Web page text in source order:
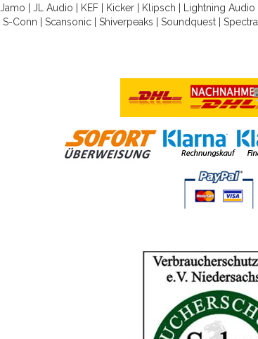
Jamo JL Audio KEF| Kicker| Klipsch Lightning Audio
S-Conn Scansonic Shiverpeaks Soundquest Spectral